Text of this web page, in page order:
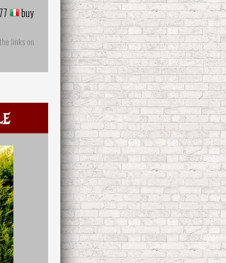
buy
links on